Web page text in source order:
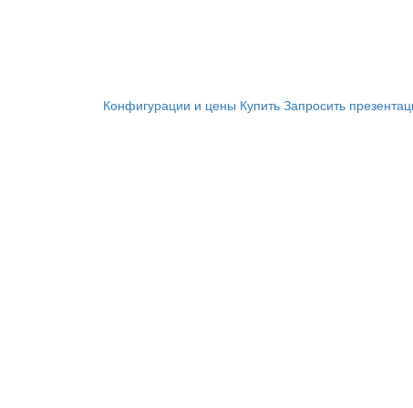
Конфигурации и цены Купить Запросить